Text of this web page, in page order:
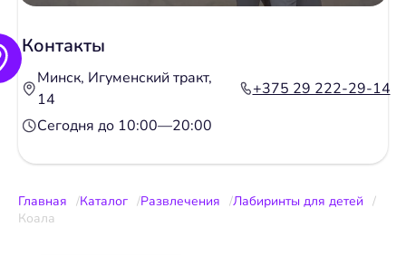
Контакты
Минск, Игуменский тракт,
14
+375 29 222-29-14
Сегодня до 10:00—20:00
Главная Каталог Развлечения
Лабиринты для детей
Коала